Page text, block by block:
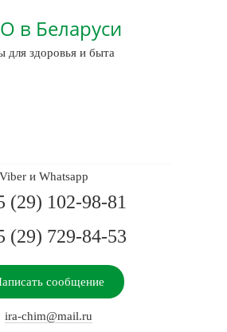
в Беларуси
для здоровья и быта
Viber и Whatsapp
(29) 102-98-81
(29) 729-84-53
сообщение
ira-chim@mail.ru